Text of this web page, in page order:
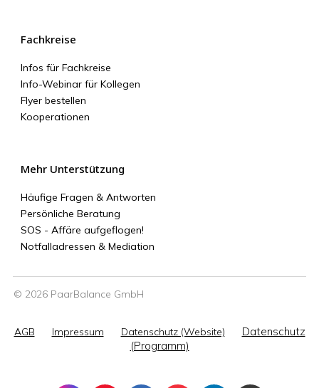
Fachkreise
Infos für Fachkreise
Info-Webinar für Kollegen
Flyer bestellen
Kooperationen
Mehr Unterstützung
Häufige Fragen & Antworten
Persönliche Beratung
SOS - Affäre aufgeflogen!
Notfalladressen & Mediation
© 2026 PaarBalance GmbH
AGB Impressum Datenschutz (Website)
Datenschutz
(Programm)